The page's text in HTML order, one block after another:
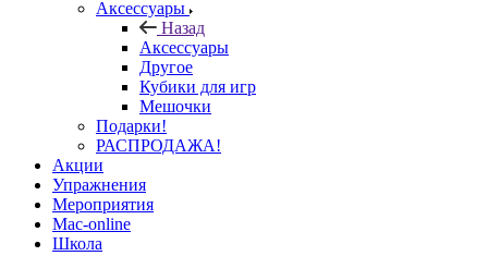
Аксессуары
Назад
Аксессуары
Другое
Кубики для игр
Мешочки
Подарки!
РАСПРОДАЖА!
Акции
Упражнения
Мероприятия
Mac-online
Школа